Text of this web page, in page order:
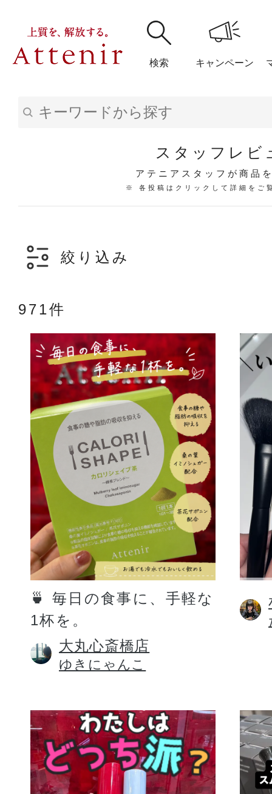
検索 キャンペーン
アテニア
アテニアの「
お友達紹介サ
定期お届けサ
スキンケア人気ライン
ドレススノー
スタッフレビ
アテニアスタッフが商品
※ 各投稿はクリックして詳細をご
絞り込み
971件
🍵 毎日の食事に、手軽な
1杯を。
大丸心斎橋店
ゆきにゃんこ